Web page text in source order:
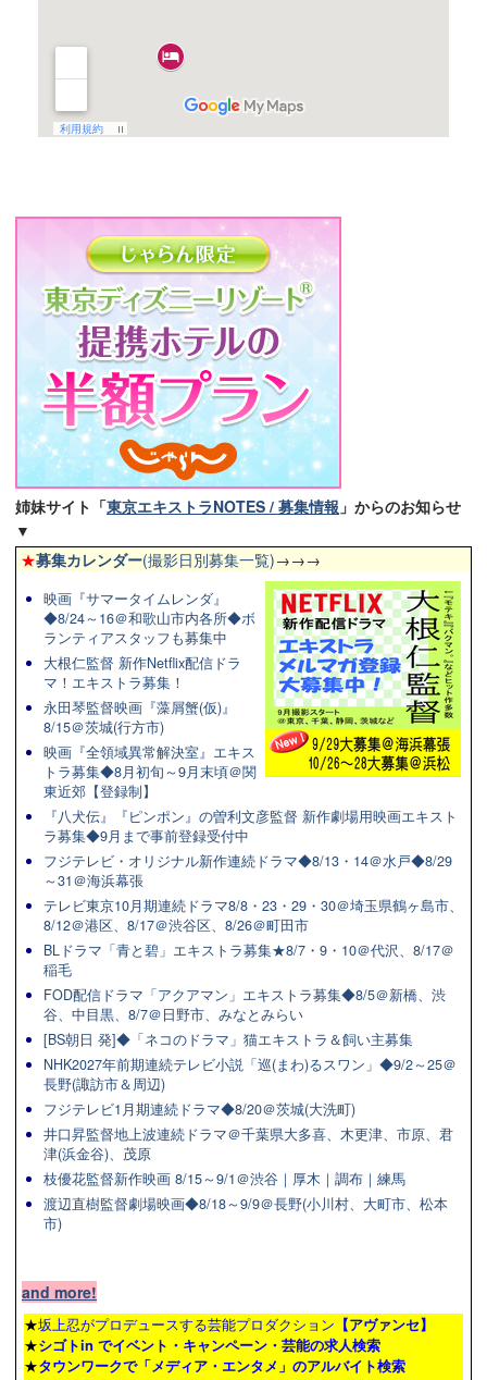
姉妹サイト「東京エキストラNOTES / 募集情報 」からのお知らせ
▼
★募集カレンダー(撮影日別募集一覧)→→→
映画『サマータイムレンダ』
◆8/24～16＠和歌山市内各所◆ボ
ランティアスタッフも募集中
大根仁監督 新作Netflix配信ドラ
マ！エキストラ募集！
永田琴監督映画『藻屑蟹(仮)』
8/15＠茨城(行方市)
映画『全領域異常解決室』エキス
トラ募集◆8月初旬～9月末頃＠関
東近郊【登録制】
『八犬伝』『ピンポン』の曽利文彦監督 新作劇場用映画エキスト
ラ募集◆9月まで事前登録受付中
フジテレビ・オリジナル新作連続ドラマ◆8/13・14＠水戸◆8/29
～31＠海浜幕張
テレビ東京10月期連続ドラマ8/8・23・29・30＠埼玉県鶴ヶ島市、
8/12＠港区、8/17＠渋谷区、8/26＠町田市
BLドラマ「青と碧」エキストラ募集★8/7・9・10＠代沢、8/17＠
稲毛
FOD配信ドラマ「アクアマン」エキストラ募集◆8/5＠新橋、渋
谷、中目黒、8/7＠日野市、みなとみらい
[BS朝日 発]◆「ネコのドラマ」猫エキストラ＆飼い主募集
NHK2027年前期連続テレビ小説「巡(まわ)るスワン」◆9/2～25＠
長野(諏訪市＆周辺)
フジテレビ1月期連続ドラマ◆8/20＠茨城(大洗町)
井口昇監督地上波連続ドラマ＠千葉県大多喜、木更津、市原、君
津(浜金谷)、茂原
枝優花監督新作映画 8/15～9/1＠渋谷｜厚木｜調布｜練馬
渡辺直樹監督劇場映画◆8/18～9/9＠長野(小川村、大町市、松本
市)
and more!
★坂上忍がプロデュースする芸能プロダクション 【アヴァンセ】
★シゴトin でイベント・キャンペーン・芸能の求人検索
★タウンワークで「メディア・エンタメ」のアルバイト検索